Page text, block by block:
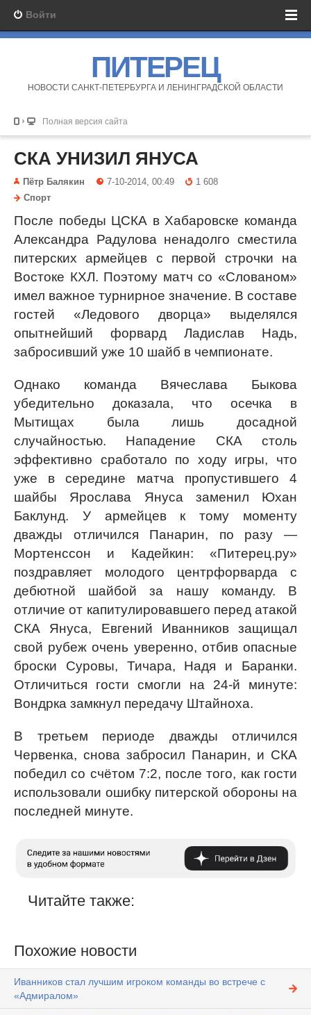
Войти
ПИТЕРЕЦ
НОВОСТИ САНКТ-ПЕТЕРБУРГА И ЛЕНИНГРАДСКОЙ ОБЛАСТИ
Полная версия сайта
СКА УНИЗИЛ ЯНУСА
Пётр Балякин 7-10-2014, 00:49
1 608
Спорт
После победы ЦСКА в Хабаровске команда
Александра Радулова ненадолго сместила
питерских армейцев с первой строчки на
Востоке КХЛ. Поэтому матч со «Слованом»
имел важное турнирное значение. В составе
гостей «Ледового дворца» выделялся
опытнейший форвард Ладислав Надь,
забросивший уже 10 шайб в чемпионате.
Однако команда Вячеслава Быкова
убедительно доказала, что осечка в
Мытищах была лишь досадной
случайностью. Нападение СКА столь
эффективно сработало по ходу игры, что
уже в середине матча пропустившего 4
шайбы Ярослава Януса заменил Юхан
Баклунд. У армейцев к тому моменту
дважды отличился Панарин, по разу —
Мортенссон и Кадейкин: «Питерец.ру»
поздравляет молодого центрфорварда с
дебютной шайбой за нашу команду. В
отличие от капитулировавшего перед атакой
СКА Януса, Евгений Иванников защищал
свой рубеж очень уверенно, отбив опасные
броски Суровы, Тичара, Надя и Баранки.
Отличиться гости смогли на 24-й минуте:
Вондрка замкнул передачу Штайноха.
В третьем периоде дважды отличился
Червенка, снова забросил Панарин, и СКА
победил со счётом 7:2, после того, как гости
использовали ошибку питерской обороны на
последней минуте.
Читайте также:
Похожие новости
Иванников стал лучшим игроком команды во встрече с
«Адмиралом»